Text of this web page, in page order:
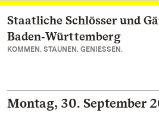
Zum Hauptinhalt springen
Staatliche Schlösser und
Baden‑Württemberg
KOMMEN. STAUNEN. GENIESSEN.
Montag, 30. September